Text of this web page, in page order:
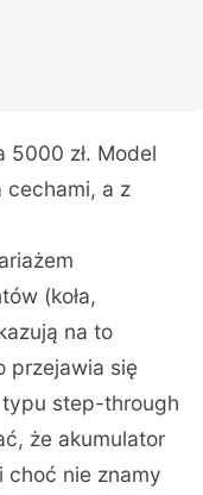
5000 zł. Model
cechami, a z
(koła,
na to
przejawia się
typu step-through
że akumulator
choć nie znamy